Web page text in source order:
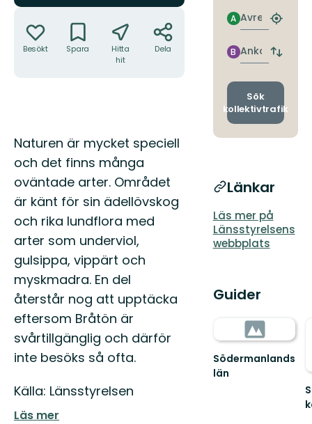
Besökt Spara
Hitta
hit
Dela
Beskrivning
Naturen är mycket speciell
och det finns många
oväntade arter. Området
är känt för sin ädellövskog
och rika lundflora med
arter som underviol,
gulsippa, vippärt och
myskmadra. En del
återstår nog att upptäcka
eftersom Bråtön är
svårtillgänglig och därför
inte besöks så ofta.
Källa: Länsstyrelsen
Läs mer
Avresa
A
Hitta
Ankomst
B
Byt
och
Sök
kollektivtrafik
Länkar
Läs mer på
Länsstyrelsens
webbplats
Guider
Södermanlands
län